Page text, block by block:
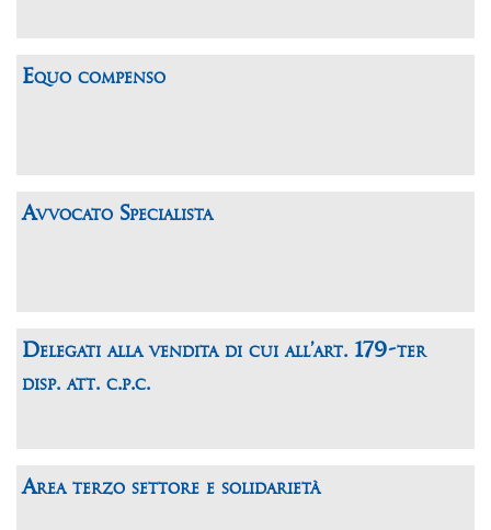
Equo compenso
Avvocato Specialista
Delegati alla vendita di cui all’art. 179-ter
disp. att. c.p.c.
Area terzo settore e solidarietà